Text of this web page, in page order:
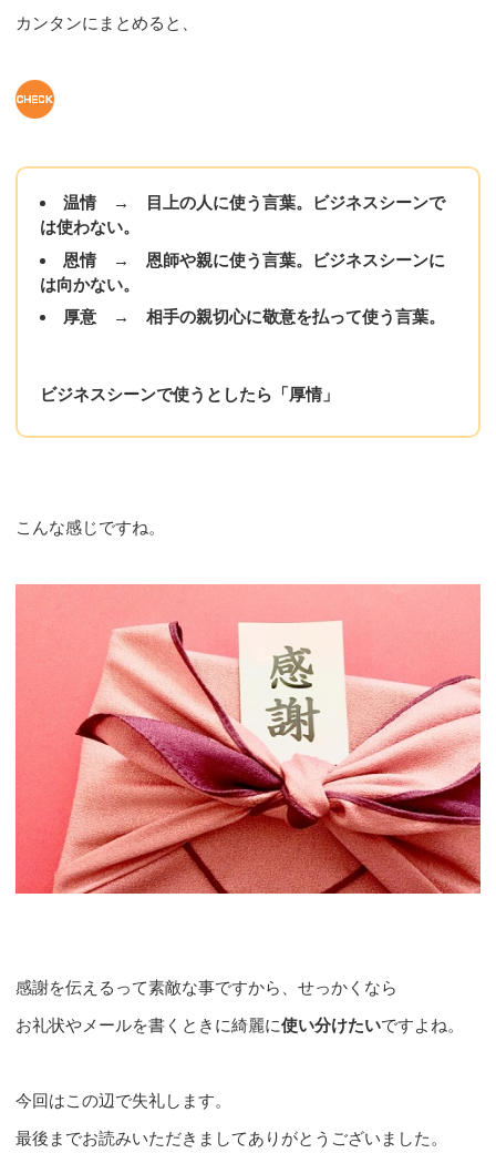
カンタンにまとめると、
温情 → 目上の人に使う言葉。ビジネスシーンで
は使わない。
恩情 → 恩師や親に使う言葉。ビジネスシーンに
は向かない。
厚意 → 相手の親切心に敬意を払って使う言葉。
ビジネスシーンで使うとしたら「厚情」
こんな感じですね。
感謝を伝えるって素敵な事ですから、せっかくなら
お礼状やメールを書くときに綺麗に使い分けたいですよね。
今回はこの辺で失礼します。
最後までお読みいただきましてありがとうございました。